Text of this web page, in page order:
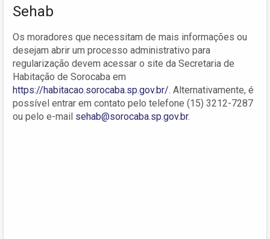
Sehab
Os moradores que necessitam de mais informações ou
desejam abrir um processo administrativo para
regularização devem acessar o site da Secretaria de
Habitação de Sorocaba em
https://habitacao.sorocaba.sp.gov.br/. Alternativamente, é
possível entrar em contato pelo telefone (15) 3212-7287
ou pelo e-mail sehab@sorocaba.sp.gov.br.